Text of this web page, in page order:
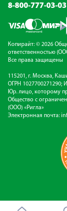
8-800-777-03-03
Копирайт: © 2026
ответственностью
Все права защищены
115201, г. Москва,
ОГРН 1027700271290;
Юр. лицо, которому
Общество с
(ООО) «Ригла»
Электронная почта: